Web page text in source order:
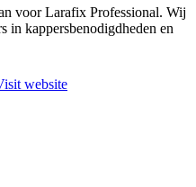
voor Larafix Professional. Wij
in kappersbenodigdheden en
website